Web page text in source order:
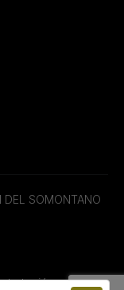
DEL SOMONTANO